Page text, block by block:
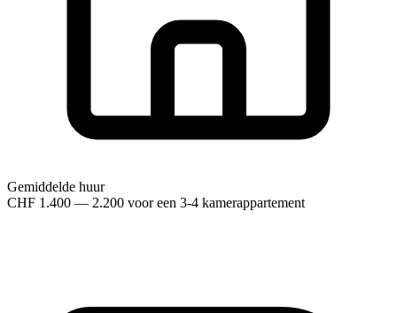
Gemiddelde huur
CHF 1.400 — 2.200 voor een 3-4 kamerappartement